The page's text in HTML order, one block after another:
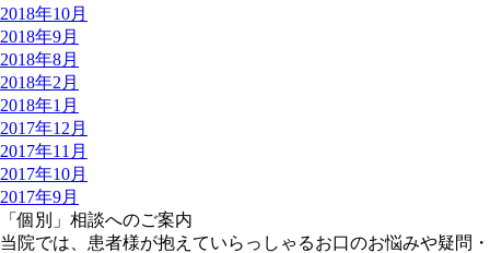
2018年10月
2018年9月
2018年8月
2018年2月
2018年1月
2017年12月
2017年11月
2017年10月
2017年9月
「個別」相談へのご案内
当院では、患者様が抱えていらっしゃるお口のお悩みや疑問・